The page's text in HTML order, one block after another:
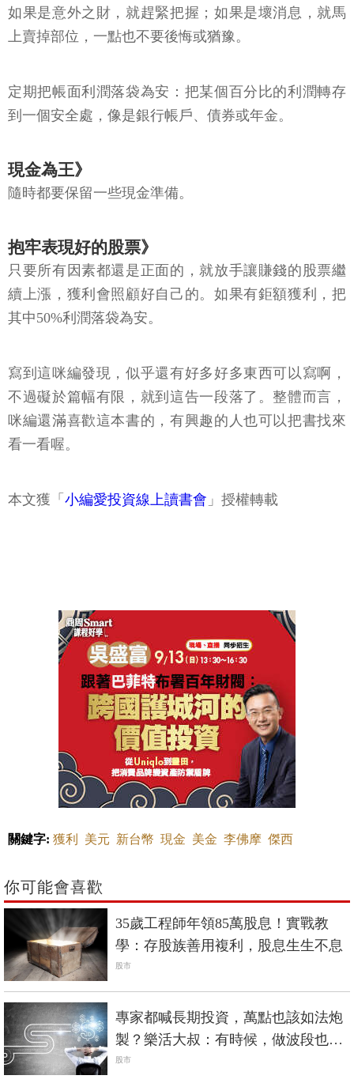
如果是意外之財，就趕緊把握；如果是壞消息，就馬
上賣掉部位，一點也不要後悔或猶豫。
定期把帳面利潤落袋為安：把某個百分比的利潤轉存
到一個安全處，像是銀行帳戶、債券或年金。
現金為王》
隨時都要保留一些現金準備。
抱牢表現好的股票》
只要所有因素都還是正面的，就放手讓賺錢的股票繼
續上漲，獲利會照顧好自己的。如果有鉅額獲利，把
其中50%利潤落袋為安。
寫到這咪編發現，似乎還有好多好多東西可以寫啊，
不過礙於篇幅有限，就到這告一段落了。整體而言，
咪編還滿喜歡這本書的，有興趣的人也可以把書找來
看一看喔。
本文獲「 小編愛投資線上讀書會 」授權轉載
關鍵字: 獲利 美元 新台幣 現金 美金 李佛摩 傑西
你可能會喜歡
35歲工程師年領85萬股息！實戰教
學：存股族善用複利，股息生生不息
股市
專家都喊長期投資，萬點也該如法炮
製？樂活大叔：有時候，做波段也是
一種智慧
股市